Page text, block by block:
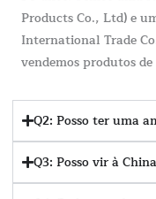
Products Co., Ltd) e
International Trade
vendemos produtos
Q2: Posso ter uma
Q3: Posso vir à